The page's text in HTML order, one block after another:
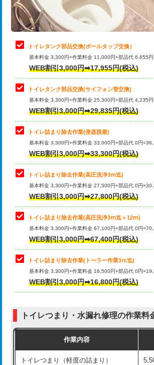
トイレタンク部品交換(ボールタップ交換）
基本料金 3,300円+作業料金 11,000円+部品代 6,655
WEB割引3,000円➡17,955円(税込)
トイレタンク部品交換(サイフォン管交換)
基本料金 3,300円+作業料金 25,300円+部品代 4,235
WEB割引3,000円➡29,835円(税込)
トイレ詰まり除去作業(便器脱着)
基本料金 3,300円+作業料金 33,000円+部品代 0円
WEB割引3,000円➡33,300円(税込)
トイレ詰まり除去作業(高圧洗浄3ⅿ迄)
基本料金 3,300円+作業料金 27,500円+部品代 0円
WEB割引3,000円➡27,800円(税込)
トイレ詰まり除去作業(高圧洗浄3ⅿ迄＋12ⅿ)
基本料金 3,300円+作業料金 67,100円+部品代 0円
WEB割引3,000円➡67,400円(税込)
トイレ詰まり除去作業(トーラー作業3ｍ迄)
基本料金 3,300円+作業料金 16,500円+部品代 0円
WEB割引3,000円➡16,800円(税込)
トイレつまり・水漏れ修理の作業料
作業内容
トイレつまり（軽度の詰まり）